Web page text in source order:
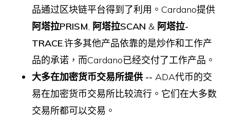
品通过区块链平台得到了利用。Cardano提供
阿塔拉PRISM, 阿塔拉SCAN & 阿塔拉-
TRACE.许多其他产品依靠的是炒作和工作产
品的承诺，而Cardano已经交付了工作产品。
大多在加密货币交易所提供 --ADA代币的交
易在加密货币交易所比较流行。它们在大多数
交易所都可以交易。